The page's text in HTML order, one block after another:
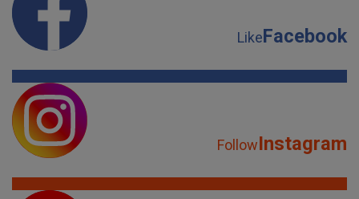
LikeFacebook
FollowInstagram